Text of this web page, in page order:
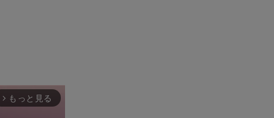
arrow_forward_ios もっと見る